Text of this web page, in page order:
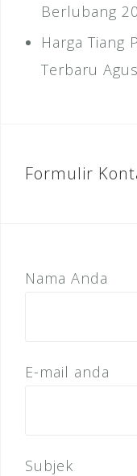
Berlubang
Harga Tiang
Terbaru
Formulir
Nama Anda
E-mail anda
Subjek